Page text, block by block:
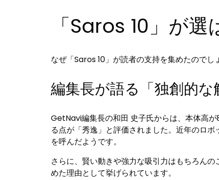
「Saros 10」が
なぜ「Saros 10」が読者の支持を集めたので
編集長が語る「独創的な
GetNavi編集長の和田 史子氏からは、本体高
る点が「秀逸」と評価されました。近年のロ
を呼んだようです。
さらに、賢い動きや強力な吸引力はもちろん
めた理由として挙げられています。